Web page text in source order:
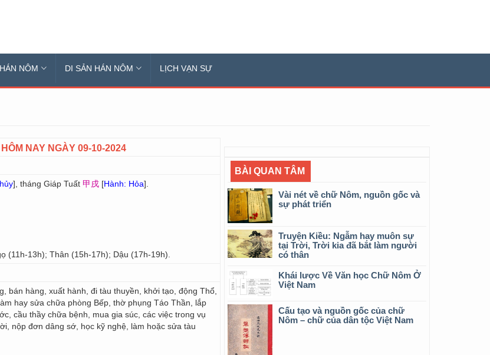
NÔM DI SẢN HÁN NÔM LỊCH VẠN SỰ
NAY NGÀY 09-10-2024
], tháng Giáp Tuất 甲戌 [Hành: Hỏa].
(11h-13h); Thân (15h-17h); Dậu (17h-19h).
bán hàng, xuất hành, đi tàu thuyền, khởi tạo, động Thổ,
hay sửa chữa phòng Bếp, thờ phụng Táo Thần, lắp
cầu thầy chữa bệnh, mua gia súc, các việc trong vụ
nộp đơn dâng sớ, học kỹ nghệ, làm hoặc sửa tàu
BÀI QUAN TÂM
Vài nét về chữ Nôm, nguồn gốc và
sự phát triển
Truyện Kiều: Ngẫm hay muôn sự
tại Trời, Trời kia đã bắt làm người
có thân
Khái lược Về Văn học Chữ Nôm Ở
Việt Nam
Cấu tạo và nguồn gốc của chữ
Nôm – chữ của dân tộc Việt Nam